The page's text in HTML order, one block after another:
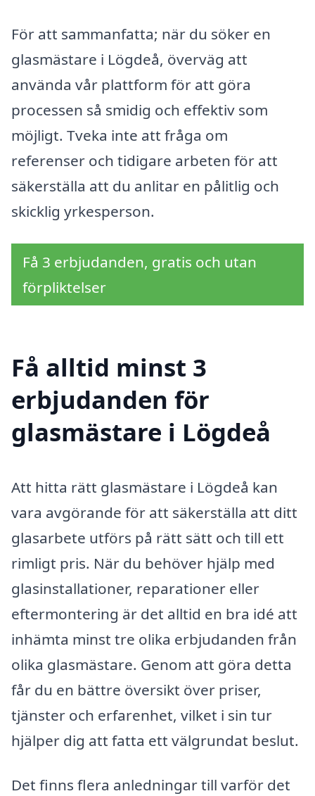
För att sammanfatta; när du söker en
glasmästare i Lögdeå, överväg att
använda vår plattform för att göra
processen så smidig och effektiv som
möjligt. Tveka inte att fråga om
referenser och tidigare arbeten för att
säkerställa att du anlitar en pålitlig och
skicklig yrkesperson.
Få 3 erbjudanden, gratis och utan
förpliktelser
Få alltid minst 3
erbjudanden för
glasmästare i Lögdeå
Att hitta rätt glasmästare i Lögdeå kan
vara avgörande för att säkerställa att ditt
glasarbete utförs på rätt sätt och till ett
rimligt pris. När du behöver hjälp med
glasinstallationer, reparationer eller
eftermontering är det alltid en bra idé att
inhämta minst tre olika erbjudanden från
olika glasmästare. Genom att göra detta
får du en bättre översikt över priser,
tjänster och erfarenhet, vilket i sin tur
hjälper dig att fatta ett välgrundat beslut.
Det finns flera anledningar till varför det